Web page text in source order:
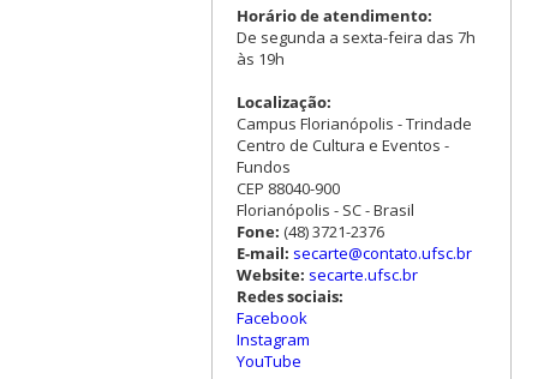
Horário de atendimento:
De segunda a sexta-feira das 7h
às 19h
Localização:
Campus Florianópolis - Trindade
Centro de Cultura e Eventos -
Fundos
CEP 88040-900
Florianópolis - SC - Brasil
Fone: (48) 3721-2376
E-mail: secarte@contato.ufsc.br
Website: secarte.ufsc.br
Redes sociais:
Facebook
Instagram
YouTube